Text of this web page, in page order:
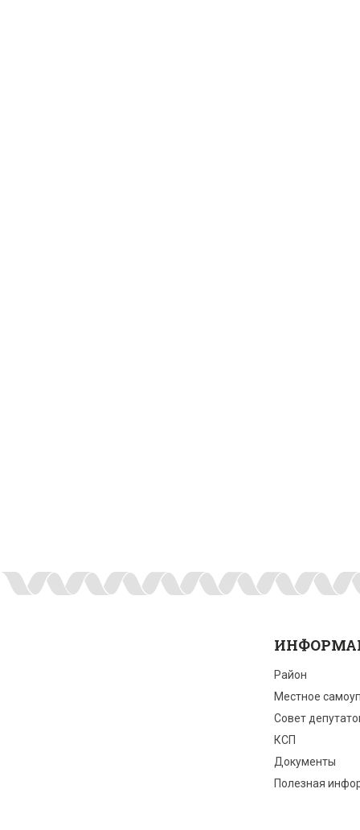
Район
Местное
Совет
КСП
Документы
Полезная